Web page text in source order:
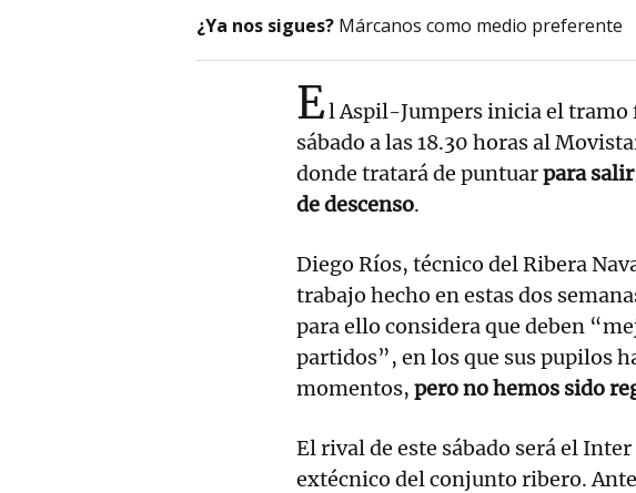
¿Ya nos sigues? Márcanos como medio preferente
El Aspil-Jumpers inicia el tramo
sábado a las 18.30 horas al
donde tratará de puntuarpara
de descenso.
Diego Ríos, técnico del Ribera
trabajo hecho en estas dos
para ello considera que deben
partidos”, en los que sus pupilos
momentos, pero no hemos sido
El rival de este sábado será el Inter
extécnico del conjunto ribero.